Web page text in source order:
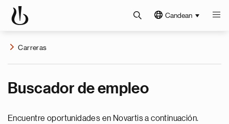
Candean
Carreras
Buscador de empleo
Encuentre oportunidades en Novartis a continuación.